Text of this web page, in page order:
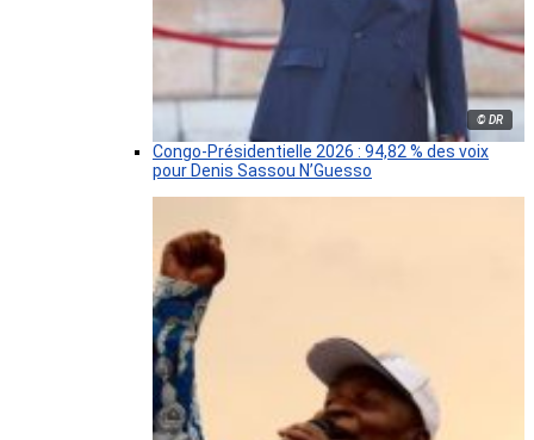
© DR
Congo-Présidentielle 2026 : 94,82 % des voix
pour Denis Sassou N’Guesso